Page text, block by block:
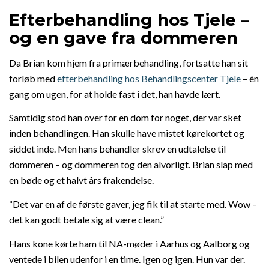
Efterbehandling hos Tjele –
og en gave fra dommeren
Da Brian kom hjem fra primærbehandling, fortsatte han sit
forløb medefterbehandling hos Behandlingscenter Tjele – én
gang om ugen, for at holde fast i det, han havde lært.
Samtidig stod han over for en dom for noget, der var sket
inden behandlingen. Han skulle have mistet kørekortet og
siddet inde. Men hans behandler skrev en udtalelse til
dommeren – og dommeren tog den alvorligt. Brian slap med
en bøde og et halvt års frakendelse.
“Det var en af de første gaver, jeg fik til at starte med. Wow –
det kan godt betale sig at være clean.”
Hans kone kørte ham til NA-møder i Aarhus og Aalborg og
ventede i bilen udenfor i en time. Igen og igen. Hun var der.